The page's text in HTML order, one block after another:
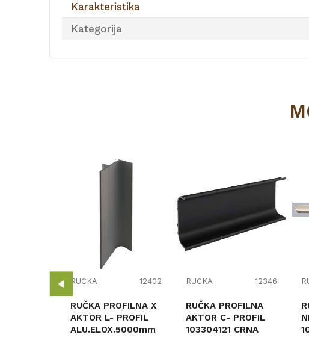
Karakteristika
Kategorija
RUČKA 12402
RUČKA PROFILNA X
AKTOR L- PROFIL
ALU.ELOX.5000mm
RUČKA 12346
RUČKA PROFILNA
AKTOR C- PROFIL
103304121 CRNA